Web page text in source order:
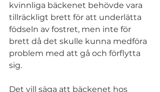
kvinnliga bäckenet behövde vara
tillräckligt brett för att underlätta
födseln av fostret, men inte för
brett då det skulle kunna medföra
problem med att gå och förflytta
sig.
Det vill säga att bäckenet hos